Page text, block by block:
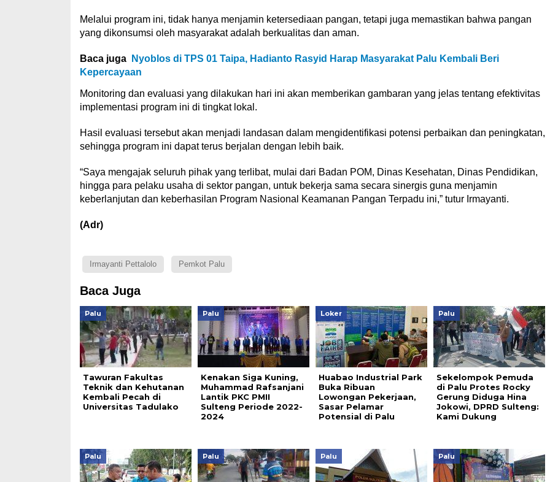
Melalui program ini, tidak hanya menjamin ketersediaan pangan, tetapi juga memastikan bahwa pangan
yang dikonsumsi oleh masyarakat adalah berkualitas dan aman.
Baca juga
Nyoblos di TPS 01 Taipa, Hadianto Rasyid Harap Masyarakat Palu Kembali Beri
Kepercayaan
Monitoring dan evaluasi yang dilakukan hari ini akan memberikan gambaran yang jelas tentang efektivitas
implementasi program ini di tingkat lokal.
Hasil evaluasi tersebut akan menjadi landasan dalam mengidentifikasi potensi perbaikan dan peningkatan,
sehingga program ini dapat terus berjalan dengan lebih baik.
“Saya mengajak seluruh pihak yang terlibat, mulai dari Badan POM, Dinas Kesehatan, Dinas Pendidikan,
hingga para pelaku usaha di sektor pangan, untuk bekerja sama secara sinergis guna menjamin
keberlanjutan dan keberhasilan Program Nasional Keamanan Pangan Terpadu ini,” tutur Irmayanti.
(Adr)
Irmayanti Pettalolo Pemkot Palu
Baca Juga
Palu
Tawuran Fakultas
Teknik dan Kehutanan
Kembali Pecah di
Universitas Tadulako
Palu
Kenakan Siga Kuning,
Muhammad Rafsanjani
Lantik PKC PMII
Sulteng Periode 2022-
2024
Loker
Huabao Industrial Park
Buka Ribuan
Lowongan Pekerjaan,
Sasar Pelamar
Potensial di Palu
Palu
Sekelompok Pemuda
di Palu Protes Rocky
Gerung Diduga Hina
Jokowi, DPRD Sulteng:
Kami Dukung
Palu Palu Palu Palu